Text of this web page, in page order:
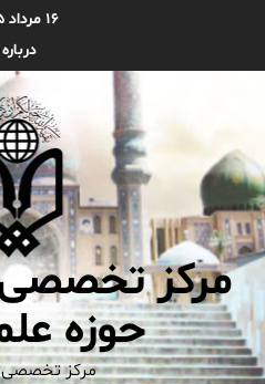
۱۶ مرداد ۱۴۰۵
مرکز
حوزه
مرکز